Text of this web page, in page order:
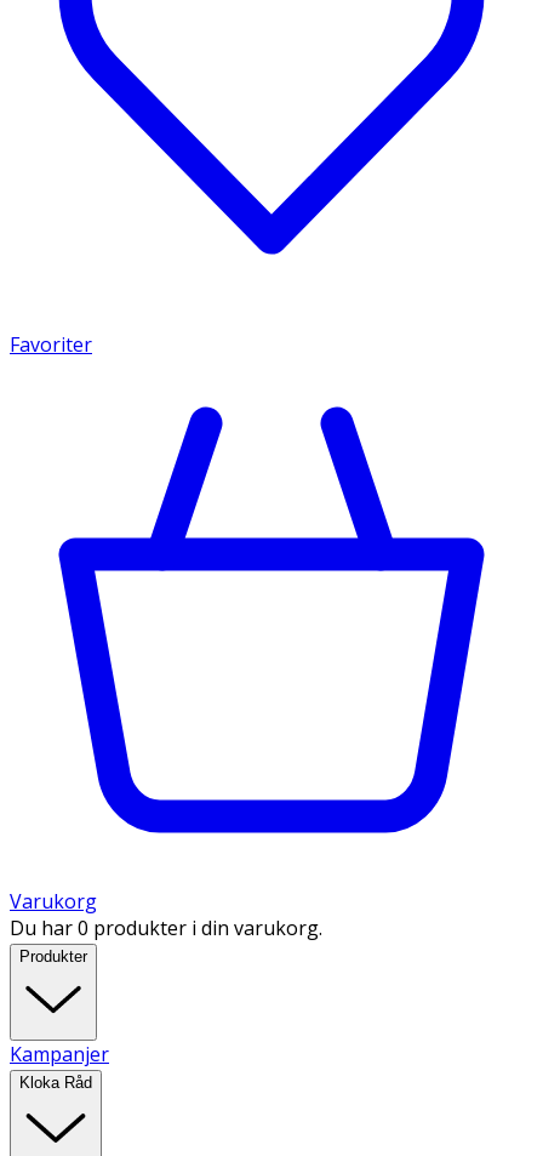
Favoriter
Varukorg
Du har 0 produkter i din varukorg.
Produkter
Kampanjer
Kloka Råd